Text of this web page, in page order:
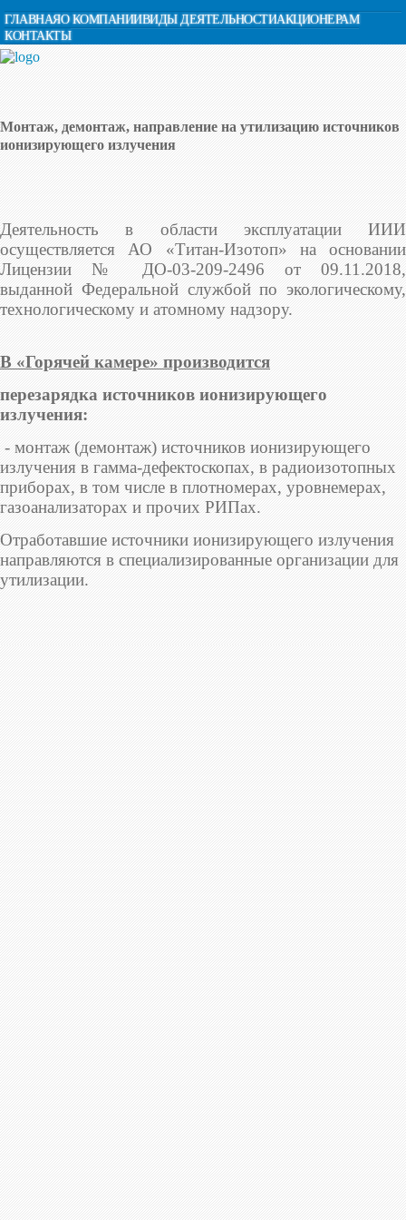
ГЛАВНАЯО КОМПАНИИВИДЫ ДЕЯТЕЛЬНОСТИАКЦИОНЕРАМ
КОНТАКТЫ
Монтаж, демонтаж, направление на утилизацию источников
ионизирующего излучения
Деятельность в области эксплуатации ИИИ
осуществляется АО «Титан-Изотоп» на основании
Лицензии № ДO-03-209-2496 от 09.11.2018,
выданной Федеральной службой по экологическому,
технологическому и атомному надзору.
В «Горячей камере» производится
перезарядка источников ионизирующего
излучения:
- монтаж (демонтаж) источников ионизирующего
излучения в гамма-дефектоскопах, в радиоизотопных
приборах, в том числе в плотномерах, уровнемерах,
газоанализаторах и прочих РИПах.
Отработавшие источники ионизирующего излучения
направляются в специализированные организации для
утилизации.